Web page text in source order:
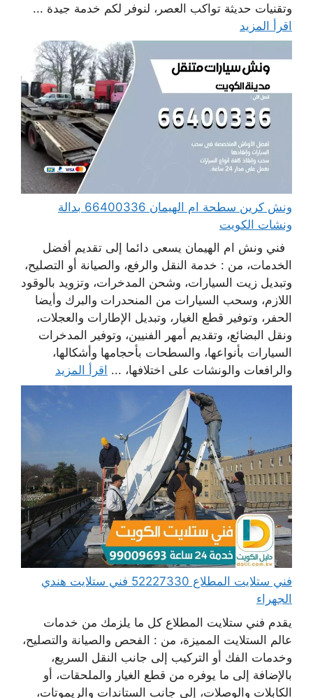
وتقنيات حديثة تواكب العصر، لنوفر لكم خدمة جيدة ...
اقرأ المزيد
ونش كرين سطحة ام الهيمان 66400336 بدالة
ونشات الكويت
فني ونش ام الهيمان يسعى دائما إلى تقديم أفضل
الخدمات، من : خدمة النقل والرفع، والصيانة أو التصليح،
وتبديل زيت السيارات، وشحن المدخرات، وتزويد بالوقود
اللازم، وسحب السيارات من المنحدرات والبرك وأيضا
الحفر، وتوفير قطع الغيار، وتبديل الإطارات والعجلات،
ونقل البضائع، وتقديم أمهر الفنيين، وتوفير المدخرات
السيارات بأنواعها، والسطحات بأحجامها وأشكالها،
والرافعات والونشات على اختلافها، ... اقرأ المزيد
فني ستلايت المطلاع 52227330 فني ستلايت هندي
الجهراء
يقدم فني ستلايت المطلاع كل ما يلزمك من خدمات
عالم الستلايت المميزة، من : الفحص والصيانة والتصليح،
وخدمات الفك أو التركيب إلى جانب النقل السريع،
بالإضافة إلى ما يوفره من قطع الغيار والملحقات، أو
الكابلات والوصلات، إلى جانب الستاندات والريموتات،